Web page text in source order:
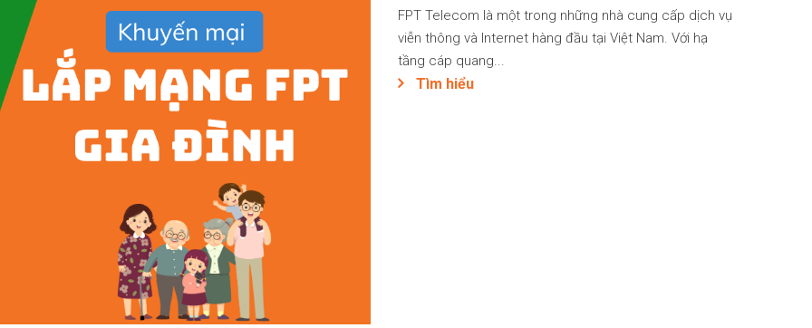
FPT Telecom là một trong những nhà cung cấp dịch vụ
viễn thông và Internet hàng đầu tại Việt Nam. Với hạ
tầng cáp quang...
Tìm hiểu